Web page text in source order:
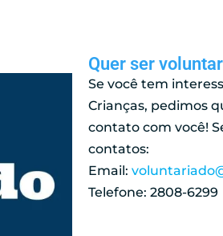
Quer ser
Se você tem
Crianças, pedimos
contato com você!
contatos:
Email:
Telefone: 2808-6299